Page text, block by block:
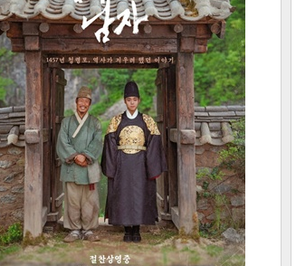
포토
만화
텍스 텍스 url 복 인쇄 목록